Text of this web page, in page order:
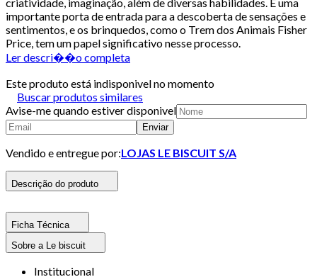
importante porta de entrada para a descoberta de sensações e
sentimentos, e os brinquedos, como o Trem dos Animais Fisher
Price, tem um papel significativo nesse processo.
Ler descri��o completa
Este produto está indisponivel no momento
Buscar produtos similares
Avise-me quando estiver disponivel
Enviar
Vendido e entregue por:LOJAS LE BISCUIT S/A
Descrição do produto
Ficha Técnica
Sobre a Le biscuit
Institucional